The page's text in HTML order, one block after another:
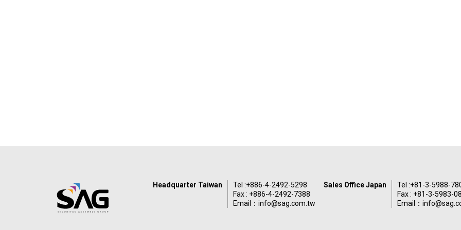
Headquarter Taiwan Tel :+886-4-2492-5298
Fax : +886-4-2492-7388
Email：info@sag.com.tw
Sales Office Japan Tel :+81-3-5988-
Fax : +81-3-5983-
Email：